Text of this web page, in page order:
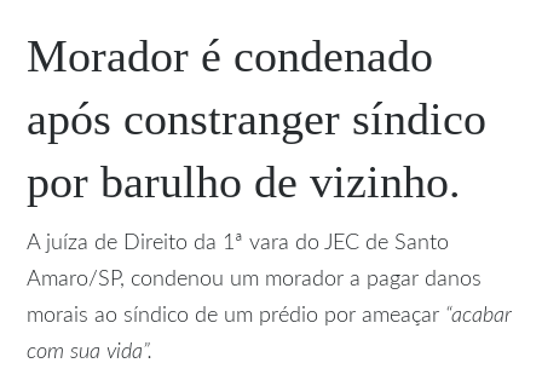
Morador é condenado
após constranger síndico
por barulho de vizinho.
A juíza de Direito da 1ª vara do JEC de Santo
Amaro/SP, condenou um morador a pagar danos
morais ao síndico de um prédio por ameaçar “acabar
com sua vida”.